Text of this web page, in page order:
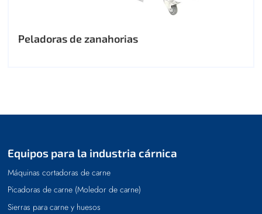
Peladoras de zanahorias
Equipos para la industria cárnica
Máquinas cortadoras de carne
Picadoras de carne (Moledor de carne)
Sierras para carne y huesos